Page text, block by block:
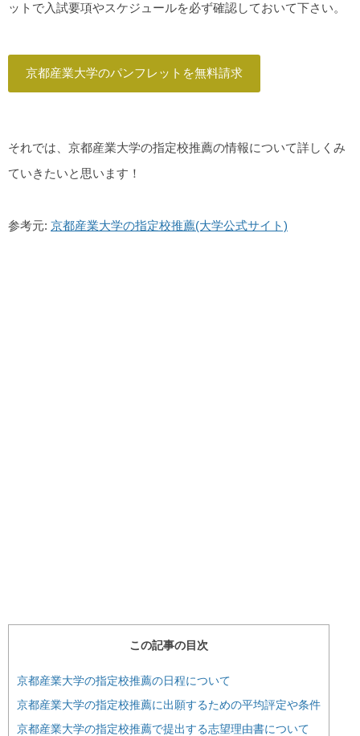
ットで入試要項やスケジュールを必ず確認しておいて下さい。
京都産業大学のパンフレットを無料請求
それでは、京都産業大学の指定校推薦の情報について詳しくみ
ていきたいと思います！
参考元: 京都産業大学の指定校推薦(大学公式サイト)
この記事の目次
京都産業大学の指定校推薦の日程について
京都産業大学の指定校推薦に出願するための平均評定や条件
京都産業大学の指定校推薦で提出する志望理由書について